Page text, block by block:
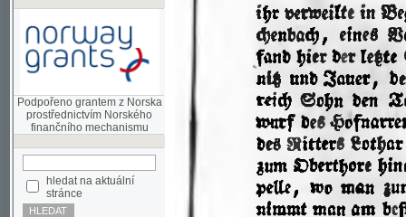
Podpořeno grantem z Norska
prostřednictvím Norského
hledat na aktuální
stránce
Pokročilé vyhledávání